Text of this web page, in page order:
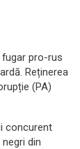
fugar pro-rus
Reținerea
(PA)
concurent
din